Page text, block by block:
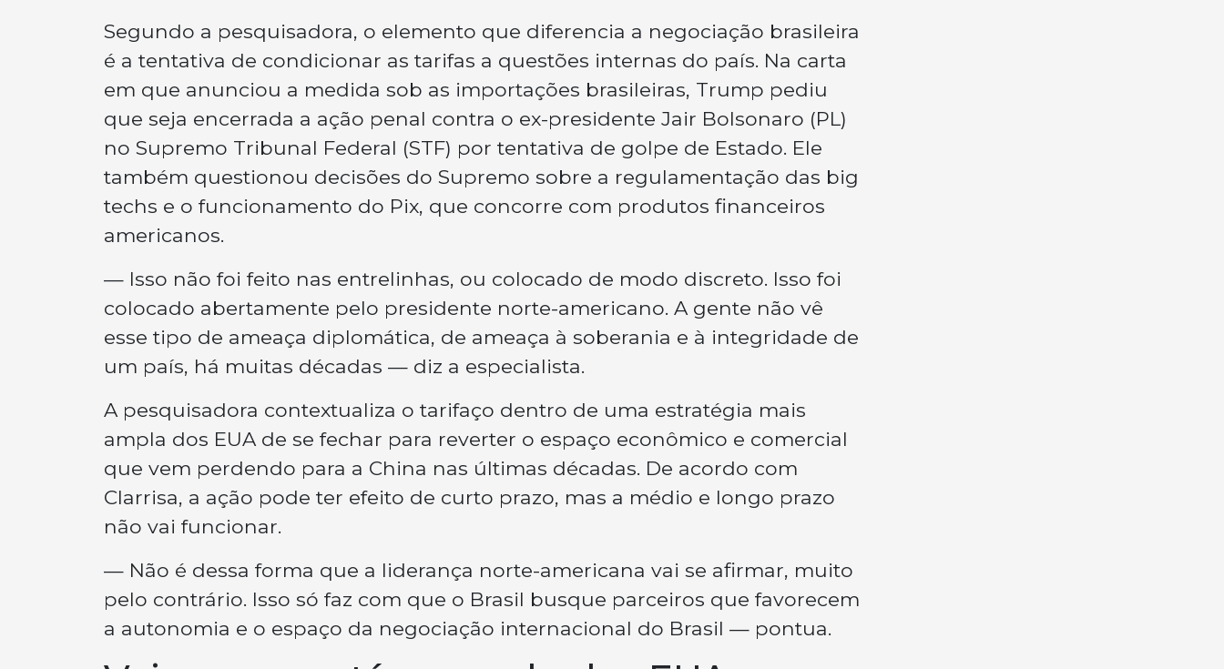
Segundo a pesquisadora, o elemento que diferencia a negociação brasileira
é a tentativa de condicionar as tarifas a questões internas do país. Na carta
em que anunciou a medida sob as importações brasileiras, Trump pediu
que seja encerrada a ação penal contra o ex-presidente Jair Bolsonaro (PL)
no Supremo Tribunal Federal (STF) por tentativa de golpe de Estado. Ele
também questionou decisões do Supremo sobre a regulamentação das big
techs e o funcionamento do Pix, que concorre com produtos financeiros
americanos.
— Isso não foi feito nas entrelinhas, ou colocado de modo discreto. Isso foi
colocado abertamente pelo presidente norte-americano. A gente não vê
esse tipo de ameaça diplomática, de ameaça à soberania e à integridade de
um país, há muitas décadas — diz a especialista.
A pesquisadora contextualiza o tarifaço dentro de uma estratégia mais
ampla dos EUA de se fechar para reverter o espaço econômico e comercial
que vem perdendo para a China nas últimas décadas. De acordo com
Clarrisa, a ação pode ter efeito de curto prazo, mas a médio e longo prazo
não vai funcionar.
— Não é dessa forma que a liderança norte-americana vai se afirmar, muito
pelo contrário. Isso só faz com que o Brasil busque parceiros que favorecem
a autonomia e o espaço da negociação internacional do Brasil — pontua.